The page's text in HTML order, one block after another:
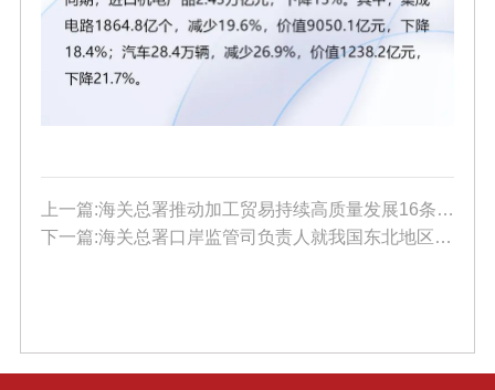
上一篇:海关总署推动加工贸易持续高质量发展16条改革措施解读
下一篇:海关总署口岸监管司负责人就我国东北地区通过周边国家港口开展国际贸易中转业务事回答记者提问